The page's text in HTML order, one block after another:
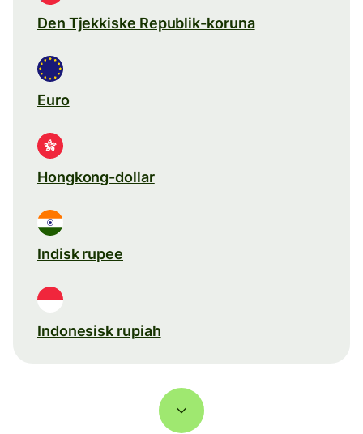
Den Tjekkiske Republik-koruna
Euro
Hongkong-dollar
Indisk rupee
Indonesisk rupiah